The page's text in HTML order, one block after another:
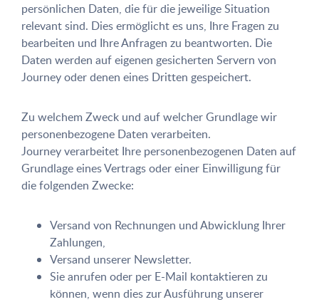
persönlichen Daten, die für die jeweilige Situation
relevant sind. Dies ermöglicht es uns, Ihre Fragen zu
bearbeiten und Ihre Anfragen zu beantworten. Die
Daten werden auf eigenen gesicherten Servern von
Journey oder denen eines Dritten gespeichert.
Zu welchem Zweck und auf welcher Grundlage wir
personenbezogene Daten verarbeiten.
Journey verarbeitet Ihre personenbezogenen Daten auf
Grundlage eines Vertrags oder einer Einwilligung für
die folgenden Zwecke:
Versand von Rechnungen und Abwicklung Ihrer
Zahlungen,
Versand unserer Newsletter.
Sie anrufen oder per E-Mail kontaktieren zu
können, wenn dies zur Ausführung unserer